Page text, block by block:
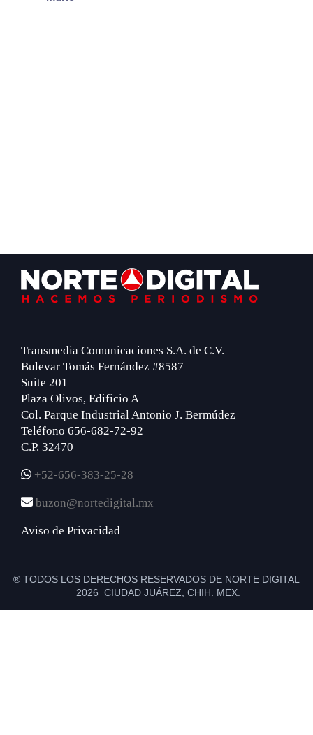
Footer
Transmedia Comunicaciones S.A. de C.V.
Bulevar Tomás Fernández #8587
Suite 201
Plaza Olivos, Edificio A
Col. Parque Industrial Antonio J. Bermúdez
Teléfono 656-682-72-92
C.P. 32470
+52-656-383-25-28
buzon@nortedigital.mx
Aviso de Privacidad
® TODOS LOS DERECHOS RESERVADOS DE NORTE DIGITAL
2026 CIUDAD JUÁREZ, CHIH. MEX.